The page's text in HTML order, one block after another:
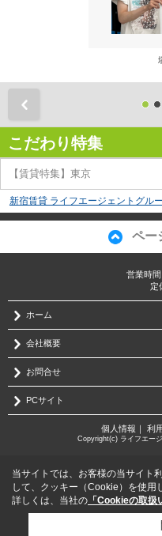
こだわり特集
【賃貸特集】東京
新宿賃貸 ライフエージェントグル
ペー
営業時
定
ホーム
会社概要
お問合せ
PCサイト
個人情報 利
Copyright(c) ライフエー
当サイトでは、お客様の当サイト
して、クッキー（Cookie）を使用
詳しくは、当社の 「Cookieの取扱